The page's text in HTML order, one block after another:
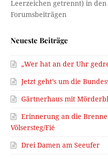
Neueste Beiträge
„Wer hat an der Uhr
Jetzt geht’s um die
Gärtnerhaus mit
Erinnerung an die
Völsersteg/Fié
Drei Damen am Seeufer